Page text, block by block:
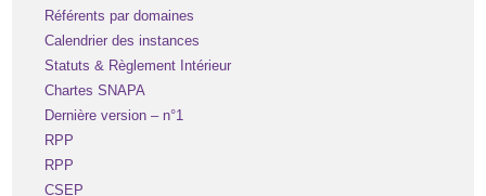
Référents par domaines
Calendrier des instances
Statuts & Règlement Intérieur
Chartes SNAPA
Dernière version – n°1
RPP
RPP
CSEP